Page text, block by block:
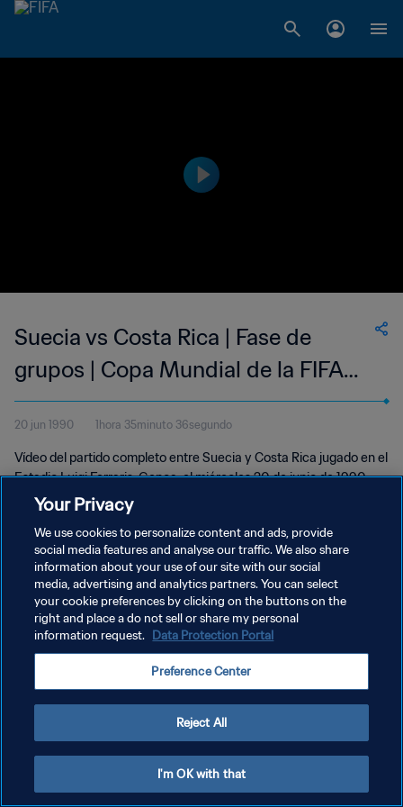
Suecia vs Costa Rica | Fase de
grupos | Copa Mundial de la FIFA
Italia 1990™ | Partido completo
20 jun 1990 1hora 35minuto 36segundo
Vídeo del partido completo entre Suecia y Costa Rica jugado en el
Estadio Luigi Ferraris, Genoa, el miércoles 20 de junio de 1990.
POLÍTICA DE PRIVACIDAD
TÉRMINOS DE SERVICIO
AJUSTAR LA CONFIGURACIÓN DE LAS COOKIES
Your Privacy
We use cookies to personalize content and ads, provide
social media features and analyse our traffic. We also share
information about your use of our site with our social
media, advertising and analytics partners. You can select
your cookie preferences by clicking on the buttons on the
right and place a do not sell or share my personal
information request. Data Protection Portal
Preference Center
Reject All
I'm OK with that